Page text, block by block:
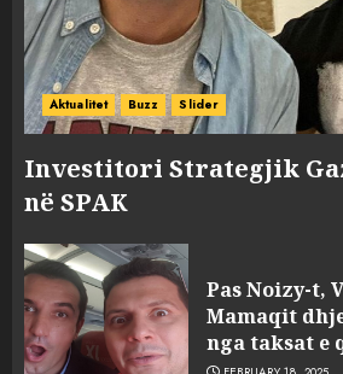
Aktualitet Buzz Slider
Investitori Strategjik
në SPAK
Pas Noizy-t,
Mamaqit
nga taksat e